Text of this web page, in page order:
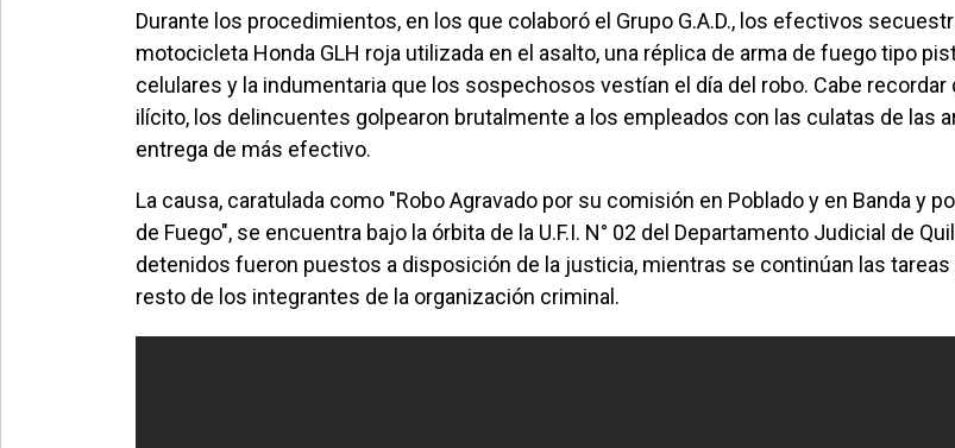
Durante los procedimientos, en los que colaboró el Grupo G.A.D., los efectivos
motocicleta Honda GLH roja utilizada en el asalto, una réplica de arma de fuego tipo
celulares y la indumentaria que los sospechosos vestían el día del robo. Cabe recordar
ilícito, los delincuentes golpearon brutalmente a los empleados con las culatas de las
entrega de más efectivo.
La causa, caratulada como "Robo Agravado por su comisión en Poblado y en Banda y
de Fuego", se encuentra bajo la órbita de la U.F.I. N° 02 del Departamento Judicial de
detenidos fueron puestos a disposición de la justicia, mientras se continúan las tareas
resto de los integrantes de la organización criminal.